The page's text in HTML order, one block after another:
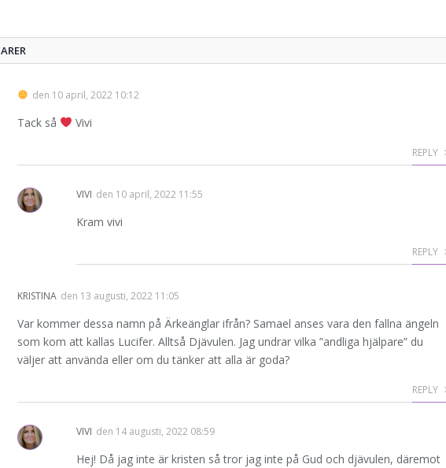
den 10 april, 2022 10:12
Tack så Vivi
REPLY
VIVI den 10 april, 2022 11:55
Kram vivi
REPLY
KRISTINA den 13 augusti, 2022 11:05
Var kommer dessa namn på Ärkeänglar ifrån? Samael anses vara den fallna ängeln
som kom att kallas Lucifer. Alltså Djävulen. Jag undrar vilka ”andliga hjälpare” du
väljer att använda eller om du tänker att alla är goda?
REPLY
VIVI den 14 augusti, 2022 08:59
Hej! Då jag inte är kristen så tror jag inte på Gud och djävulen, däremot